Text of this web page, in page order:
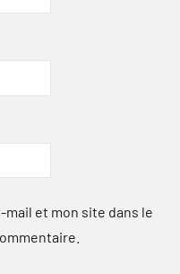
et mon site dans le